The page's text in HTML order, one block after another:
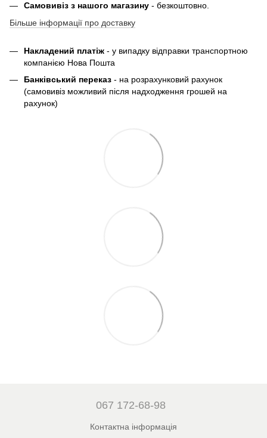
Самовивіз з нашого магазину - безкоштовно.
Більше інформації про доставку
Накладений платіж - у випадку відправки транспортною
компанією Нова Пошта
Банківський переказ - на розрахунковий рахунок
(самовивіз можливий після надходження грошей на
рахунок)
067 172-68-98
Контактна інформація